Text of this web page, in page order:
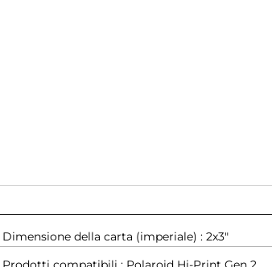
Dimensione della carta (imperiale) : 2x3"